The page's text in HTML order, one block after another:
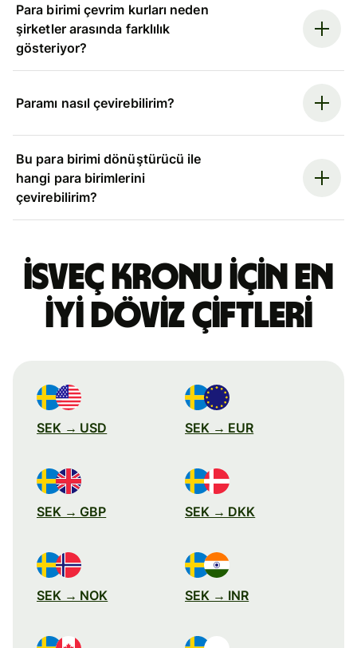
Para birimi çevrim kurları neden
şirketler arasında farklılık
gösteriyor?
Paramı nasıl çevirebilirim?
Bu para birimi dönüştürücü ile
hangi para birimlerini
çevirebilirim?
İsveç kronu için en
iyi döviz çiftleri
SEK → USD SEK → EUR
SEK → GBP SEK → DKK
SEK → NOK SEK → INR